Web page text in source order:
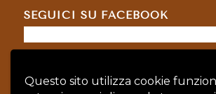
Questo sito utilizza cookie
SEGUICI SU FACEBOOK